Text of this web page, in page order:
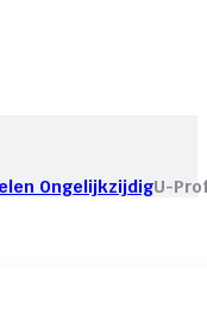
OngelijkzijdigU-